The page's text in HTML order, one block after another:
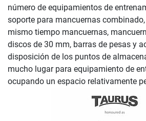
número de equipamientos de
soporte para mancuernas
mismo tiempo mancuernas,
discos de 30 mm, barras de pesas y
disposición de los puntos de
mucho lugar para equipamiento de
ocupando un espacio relativamente